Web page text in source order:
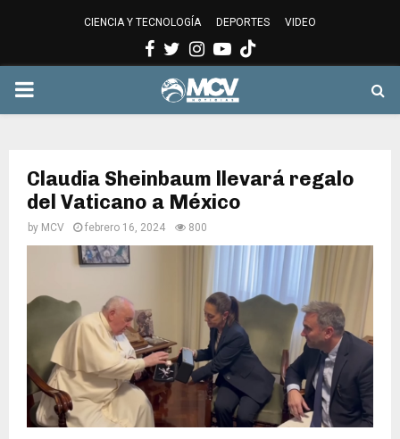
CIENCIA Y TECNOLOGÍA DEPORTES VIDEO
Facebook
Twitter
Instagram
Youtube
PRIMARY
Claudia Sheinbaum llevará regalo
del Vaticano a México
by MCV febrero 16, 2024 800